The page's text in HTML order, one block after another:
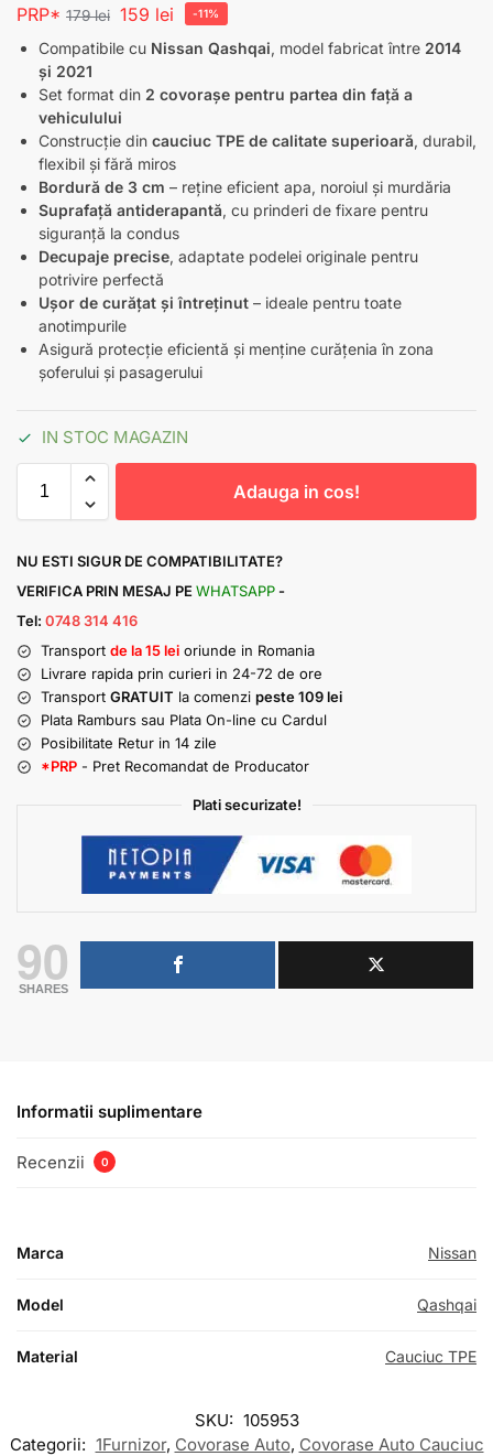
PRP* 179lei 159 lei -11%
Compatibile cu Nissan Qashqai, model fabricat între 2014
și 2021
Set format din 2 covorașe pentru partea din față a
vehiculului
Construcție din cauciuc TPE de calitate superioară, durabil,
flexibil și fără miros
Bordură de 3 cm – reține eficient apa, noroiul și murdăria
Suprafață antiderapantă, cu prinderi de fixare pentru
siguranță la condus
Decupaje precise, adaptate podelei originale pentru
potrivire perfectă
Ușor de curățat și întreținut – ideale pentru toate
anotimpurile
Asigură protecție eficientă și menține curățenia în zona
șoferului și pasagerului
IN STOC MAGAZIN
Adauga in cos!
NU ESTI SIGUR DE COMPATIBILITATE?
VERIFICA PRIN MESAJ PE WHATSAPP -
Tel: 0748 314 416
Transport de la 15 lei oriunde in Romania
Livrare rapida prin curieri in 24-72 de ore
Transport GRATUIT la comenzi peste 109 lei
Plata Ramburs sau Plata On-line cu Cardul
Posibilitate Retur in 14 zile
*PRP - Pret Recomandat de Producator
Plati securizate!
90
SHARES
Informatii suplimentare
Recenzii 0
Marca Nissan
Model Qashqai
Material Cauciuc TPE
SKU: 105953
Categorii: 1Furnizor, Covorase Auto, Covorase Auto Cauciuc